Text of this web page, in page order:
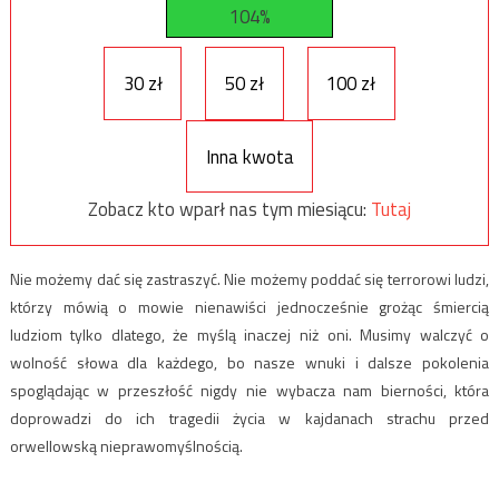
104%
30 zł 50 zł 100 zł
Inna kwota
Zobacz kto wparł nas tym miesiącu: Tutaj
Nie możemy dać się zastraszyć. Nie możemy poddać się terrorowi ludzi,
którzy mówią o mowie nienawiści jednocześnie grożąc śmiercią
ludziom tylko dlatego, że myślą inaczej niż oni. Musimy walczyć o
wolność słowa dla każdego, bo nasze wnuki i dalsze pokolenia
spoglądając w przeszłość nigdy nie wybacza nam bierności, która
doprowadzi do ich tragedii życia w kajdanach strachu przed
orwellowską nieprawomyślnością.